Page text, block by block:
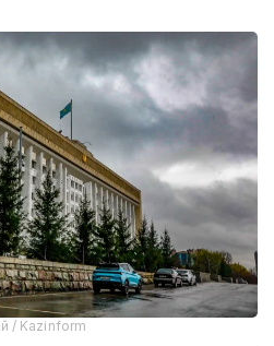
/ Kazinform